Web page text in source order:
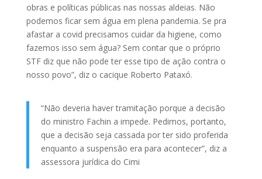
obras e políticas públicas nas nossas aldeias. Não
podemos ficar sem água em plena pandemia. Se pra
afastar a covid precisamos cuidar da higiene, como
fazemos isso sem água? Sem contar que o próprio
STF diz que não pode ter esse tipo de ação contra o
nosso povo”, diz o cacique Roberto Pataxó.
“Não deveria haver tramitação porque a decisão
do ministro Fachin a impede. Pedimos, portanto,
que a decisão seja cassada por ter sido proferida
enquanto a suspensão era para acontecer”, diz a
assessora jurídica do Cimi